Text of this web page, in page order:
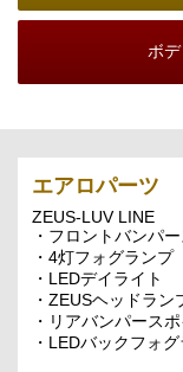
ボ
エアロパーツ
ZEUS-LUV LINE
・フロントバンパ
・4灯フォグランプ
・LEDデイライト
・ZEUSヘッドラン
・リアバンパース
・LEDバックフォ